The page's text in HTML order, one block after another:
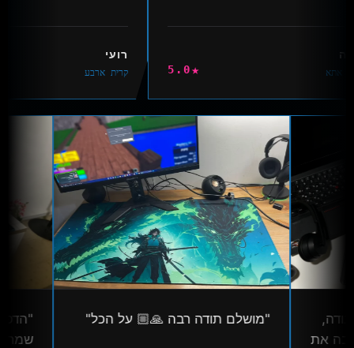
אתא ★
5.0
רועי
קרית ארבע
את
"מושלם תודה רבה 🙏🏼 על הכל"